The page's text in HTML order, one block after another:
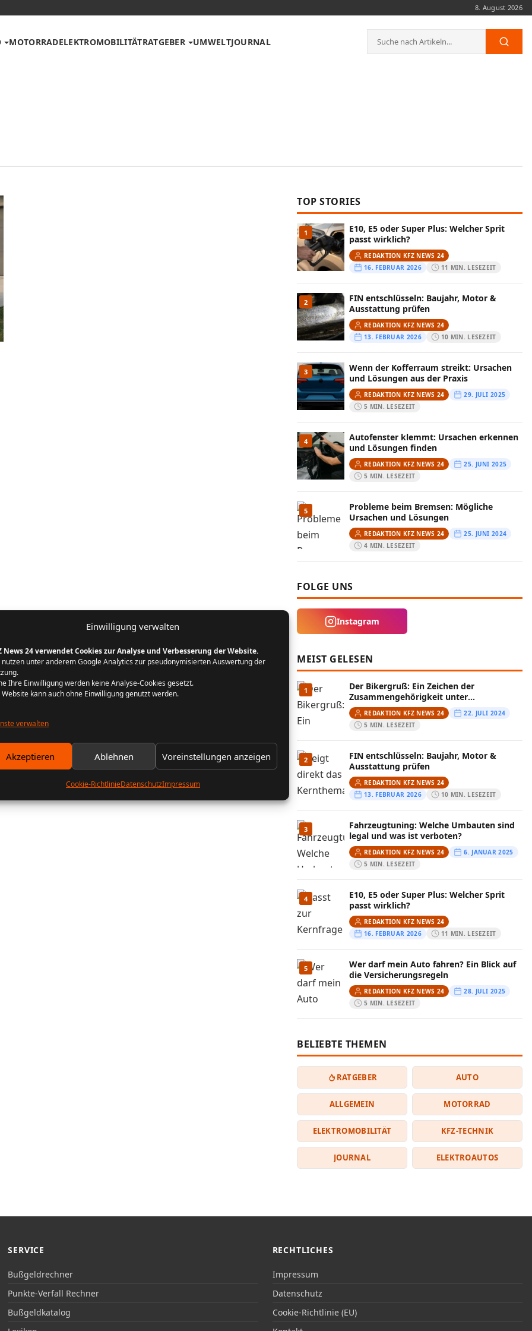
Einwilligung verwalten
News 24 verwendet Cookies zur Analyse und Verbesserung der Website.
nutzen unter anderem Google Analytics zur pseudonymisierten Auswertung der
Ihre Einwilligung werden keine Analyse-Cookies gesetzt.
Website kann auch ohne Einwilligung genutzt werden.
verwalten
Akzeptieren Ablehnen Voreinstellungen anzeigen
Cookie-RichtlinieDatenschutzImpressum
8. August 2026
MOTORRADELEKTROMOBILITÄTRATGEBER UMWELTJOURNAL
Suche
nach:
TOP STORIES
1
E10, E5 oder Super Plus: Welcher Sprit
passt wirklich?
REDAKTION KFZ NEWS 24
16. FEBRUAR 2026
11 MIN. LESEZEIT
2
FIN entschlüsseln: Baujahr, Motor &
Ausstattung prüfen
REDAKTION KFZ NEWS 24
13. FEBRUAR 2026
10 MIN. LESEZEIT
3
Wenn der Kofferraum streikt: Ursachen
und Lösungen aus der Praxis
REDAKTION KFZ NEWS 24
29. JULI 2025
5 MIN. LESEZEIT
4
Autofenster klemmt: Ursachen erkennen
und Lösungen finden
REDAKTION KFZ NEWS 24
25. JUNI 2025
5 MIN. LESEZEIT
5
Probleme beim Bremsen: Mögliche
Ursachen und Lösungen
REDAKTION KFZ NEWS 24
25. JUNI 2024
4 MIN. LESEZEIT
FOLGE UNS
Instagram
MEIST GELESEN
1
Der Bikergruß: Ein Zeichen der
Zusammengehörigkeit unter
Motorradfahrern
REDAKTION KFZ NEWS 24
22. JULI 2024
5 MIN. LESEZEIT
2
FIN entschlüsseln: Baujahr, Motor &
Ausstattung prüfen
REDAKTION KFZ NEWS 24
13. FEBRUAR 2026
10 MIN. LESEZEIT
3
Fahrzeugtuning: Welche Umbauten sind
legal und was ist verboten?
REDAKTION KFZ NEWS 24
6. JANUAR 2025
5 MIN. LESEZEIT
4
E10, E5 oder Super Plus: Welcher Sprit
passt wirklich?
REDAKTION KFZ NEWS 24
16. FEBRUAR 2026
11 MIN. LESEZEIT
5
Wer darf mein Auto fahren? Ein Blick auf
die Versicherungsregeln
REDAKTION KFZ NEWS 24
28. JULI 2025
5 MIN. LESEZEIT
BELIEBTE THEMEN
RATGEBER AUTO
ALLGEMEIN MOTORRAD
ELEKTROMOBILITÄT KFZ-TECHNIK
JOURNAL ELEKTROAUTOS
SERVICE
Bußgeldrechner
Punkte-Verfall Rechner
Bußgeldkatalog
RECHTLICHES
Impressum
Datenschutz
Cookie-Richtlinie (EU)